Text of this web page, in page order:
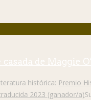
de Maggie
histórica: Premio
2023 (ganador/a)